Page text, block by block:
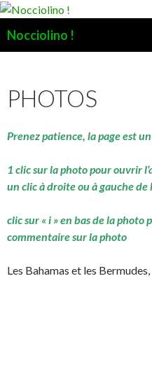
Nocciolino !
PHOTOS
Prenez patience, la page est
1 clic sur la photo pour ouvrir
un clic à droite ou à gauche
clic sur « i » en bas de la photo
commentaire sur la photo
Les Bahamas et les